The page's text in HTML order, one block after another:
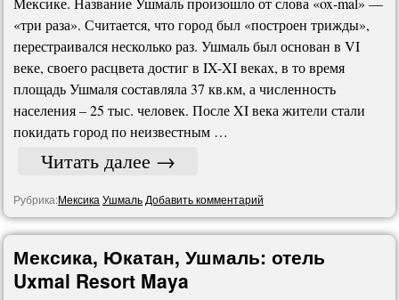
«три раза». Считается, что город был «построен трижды»,
перестраивался несколько раз. Ушмаль был основан в VI
веке, своего расцвета достиг в IX-XI веках, в то время
площадь Ушмаля составляла 37 кв.км, а численность
населения – 25 тыс. человек. После XI века жители стали
покидать город по неизвестным …
Читать далее →
Рубрика:Мексика Ушмаль Добавить комментарий
Мексика, Юкатан, Ушмаль: отель
Uxmal Resort Maya